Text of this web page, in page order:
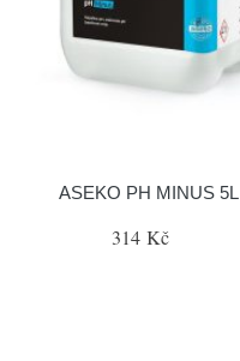
ASEKO PH MINUS 5L
314 Kč